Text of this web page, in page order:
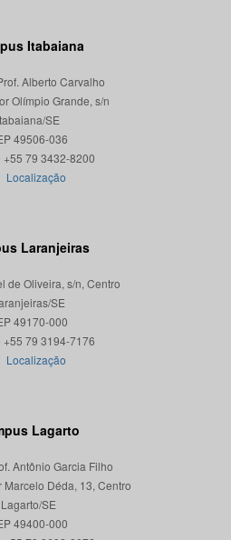
Itabaiana
Alberto Carvalho
Olímpio Grande, s/n
SE
49506-036
Localização
Laranjeiras
de Oliveira, s/n, Centro
SE
49170-000
Localização
Lagarto
Antônio Garcia Filho
Marcelo Déda, 13, Centro
Lagarto/SE
49400-000